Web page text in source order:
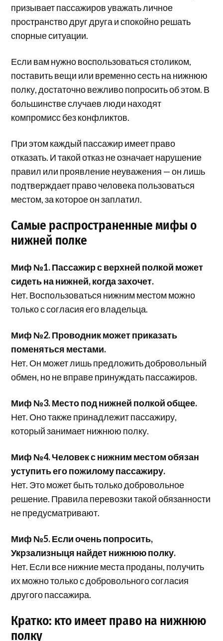
призывает пассажиров уважать личное
пространство друг друга и спокойно решать
спорные ситуации.
Если вам нужно воспользоваться столиком,
поставить вещи или временно сесть на нижнюю
полку, достаточно вежливо попросить об этом. В
большинстве случаев люди находят
компромисс без конфликтов.
При этом каждый пассажир имеет право
отказать. И такой отказ не означает нарушение
правил или проявление неуважения — он лишь
подтверждает право человека пользоваться
местом, за которое он заплатил.
Самые распространенные мифы о
нижней полке
Миф №1. Пассажир с верхней полкой может
сидеть на нижней, когда захочет.
Нет. Воспользоваться нижним местом можно
только с согласия его владельца.
Миф №2. Проводник может приказать
поменяться местами.
Нет. Он может лишь предложить добровольный
обмен, но не вправе принуждать пассажиров.
Миф №3. Место под нижней полкой общее.
Нет. Оно также принадлежит пассажиру,
который занимает нижнюю полку.
Миф №4. Человек с нижним местом обязан
уступить его пожилому пассажиру.
Нет. Это может быть только добровольное
решение. Правила перевозки такой обязанности
не предусматривают.
Миф №5. Если очень попросить,
Укрзализныця найдет нижнюю полку.
Нет. Если все нижние места проданы, получить
их можно только с добровольного согласия
другого пассажира.
Кратко: кто имеет право на нижнюю
полку